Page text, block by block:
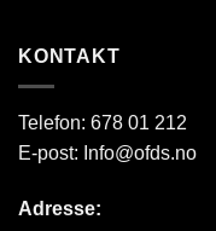
KONTAKT
Telefon: 678 01 212
E-post: Info@ofds.no
Adresse: